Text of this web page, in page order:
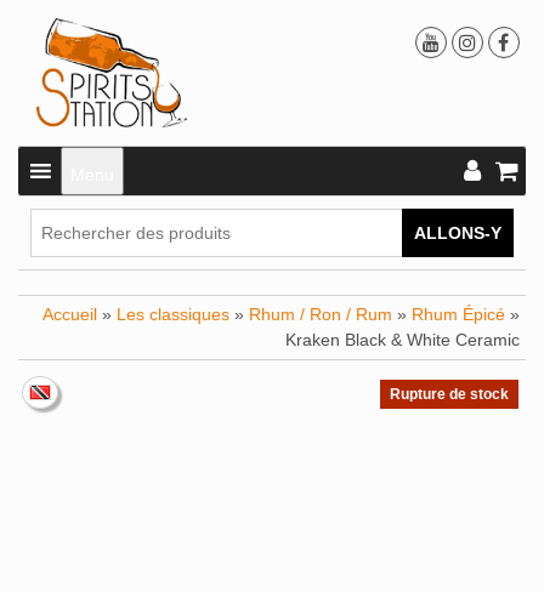
ALLONS-Y
Accueil » Les classiques » Rhum / Ron / Rum » Rhum Épicé »
Kraken Black & White Ceramic
Rupture de stock